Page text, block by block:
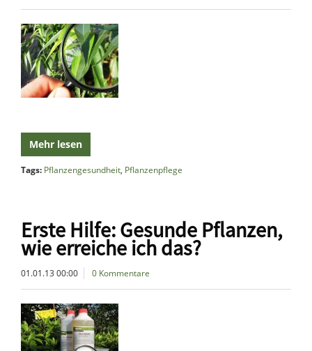
Mehr lesen
Tags: Pflanzengesundheit, Pflanzenpflege
Erste Hilfe: Gesunde Pflanzen,
wie erreiche ich das?
01.01.13 00:00 0 Kommentare